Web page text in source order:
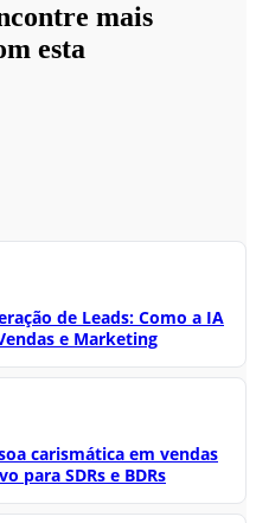
mais
esta
de Leads: Como a IA
e Marketing
carismática em vendas
para SDRs e BDRs